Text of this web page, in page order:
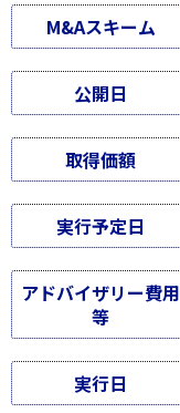
M&Aスキーム
公開日
取得価額
実行予定日
アドバイザリー費用
等
実行日